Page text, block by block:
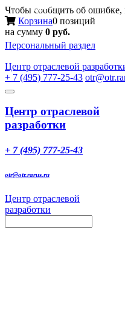
Чтобы сообщить об
Корзина0 позиций
на сумму 0 руб.
Персональный раздел
Центр отраслевой
+ 7 (495) 777-25-43
Toggle
Меню
Центр отраслевой
разработки
+ 7 (495) 777-25-43
otr@otr.rarus.ru
Центр отраслевой
разработки